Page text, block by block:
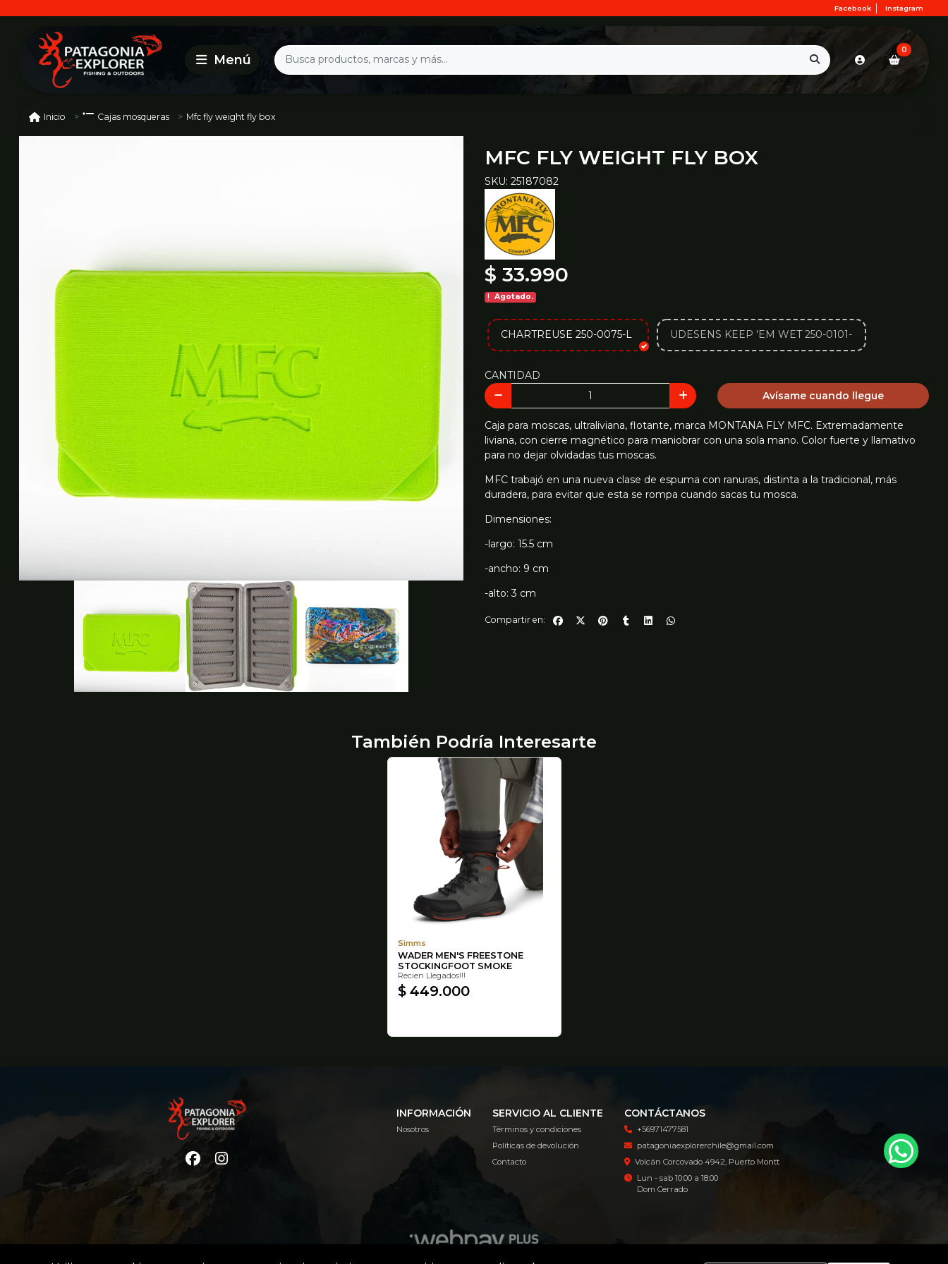
Facebook Instagram
0
Inicio Cajas mosqueras Mfc fly weight fly box
MFC FLY WEIGHT FLY BOX
SKU: 25187082
$ 33.990
Agotado.
CHARTREUSE 250-0075-L UDESENS KEEP 'EM WET 250-0101-
CANTIDAD
Avísame cuando llegue
Caja para moscas, ultraliviana, flotante, marca MONTANA FLY MFC. Extremadamente
liviana, con cierre magnético para maniobrar con una sola mano. Color fuerte y llamativo
para no dejar olvidadas tus moscas.
MFC trabajó en una nueva clase de espuma con ranuras, distinta a la tradicional, más
duradera, para evitar que esta se rompa cuando sacas tu mosca.
Dimensiones:
-largo: 15.5 cm
-ancho: 9 cm
-alto: 3 cm
Compartir en:
También Podría Interesarte
Simms
WADER MEN'S FREESTONE
STOCKINGFOOT SMOKE
Recien Llegados!!!
$ 449.000
INFORMACIÓN
Nosotros
SERVICIO AL CLIENTE
Términos y condiciones
Políticas de devolución
Contacto
CONTÁCTANOS
+56971477581
patagoniaexplorerchile@gmail.com
Volcán Corcovado 4942, Puerto Montt
Lun - sab 10:00 a 18:00
Dom Cerrado